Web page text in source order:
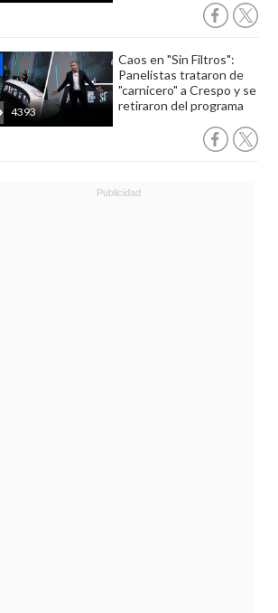
4393
Caos en "Sin Filtros":
Panelistas trataron de
"carnicero" a Crespo y se
retiraron del programa